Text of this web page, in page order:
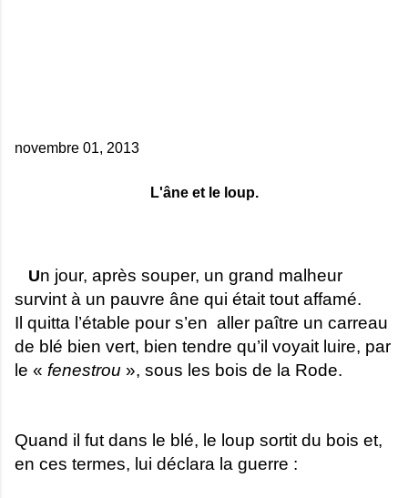
novembre 01, 2013
L'âne et le loup.
Un jour, après souper, un grand malheur
survint à un pauvre âne qui était tout affamé.
Il quitta l’étable pour s’en aller paître un carreau
de blé bien vert, bien tendre qu’il voyait luire, par
le « fenestrou », sous les bois de la Rode.
Quand il fut dans le blé, le loup sortit du bois et,
en ces termes, lui déclara la guerre :